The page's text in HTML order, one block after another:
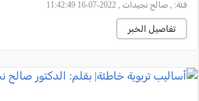
فئة: , صالح نجيدات , 2022-07-16 11:42:49
تفاصيل الخبر